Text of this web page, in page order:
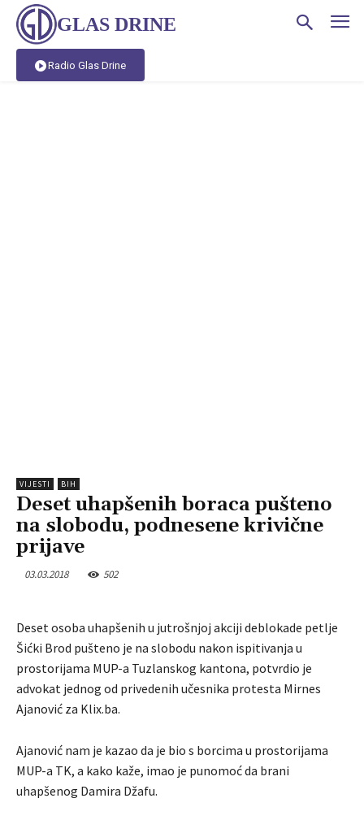
GLAS DRINE
Radio Glas Drine
VIJESTI BIH
Deset uhapšenih boraca pušteno
na slobodu, podnesene krivične
prijave
03.03.2018 502
Deset osoba uhapšenih u jutrošnjoj akciji deblokade petlje
Šićki Brod pušteno je na slobodu nakon ispitivanja u
prostorijama MUP-a Tuzlanskog kantona, potvrdio je
advokat jednog od privedenih učesnika protesta Mirnes
Ajanović za Klix.ba.
Ajanović nam je kazao da je bio s borcima u prostorijama
MUP-a TK, a kako kaže, imao je punomoć da brani
uhapšenog Damira Džafu.